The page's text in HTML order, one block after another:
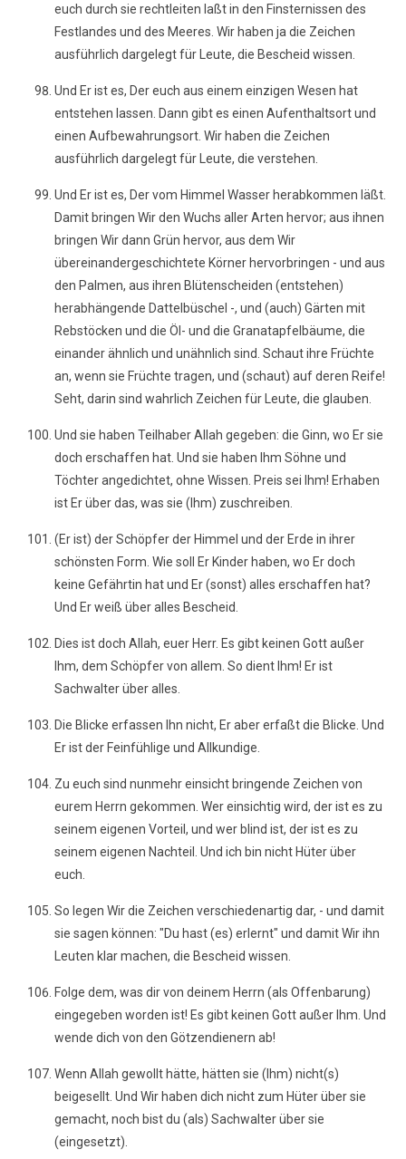
euch durch sie rechtleiten laßt in den Finsternissen des
Festlandes und des Meeres. Wir haben ja die Zeichen
ausführlich dargelegt für Leute, die Bescheid wissen.
Und Er ist es, Der euch aus einem einzigen Wesen hat
entstehen lassen. Dann gibt es einen Aufenthaltsort und
einen Aufbewahrungsort. Wir haben die Zeichen
ausführlich dargelegt für Leute, die verstehen.
Und Er ist es, Der vom Himmel Wasser herabkommen läßt.
Damit bringen Wir den Wuchs aller Arten hervor; aus ihnen
bringen Wir dann Grün hervor, aus dem Wir
übereinandergeschichtete Körner hervorbringen - und aus
den Palmen, aus ihren Blütenscheiden (entstehen)
herabhängende Dattelbüschel -, und (auch) Gärten mit
Rebstöcken und die Öl- und die Granatapfelbäume, die
einander ähnlich und unähnlich sind. Schaut ihre Früchte
an, wenn sie Früchte tragen, und (schaut) auf deren Reife!
Seht, darin sind wahrlich Zeichen für Leute, die glauben.
Und sie haben Teilhaber Allah gegeben: die Ginn, wo Er sie
doch erschaffen hat. Und sie haben Ihm Söhne und
Töchter angedichtet, ohne Wissen. Preis sei Ihm! Erhaben
ist Er über das, was sie (Ihm) zuschreiben.
(Er ist) der Schöpfer der Himmel und der Erde in ihrer
schönsten Form. Wie soll Er Kinder haben, wo Er doch
keine Gefährtin hat und Er (sonst) alles erschaffen hat?
Und Er weiß über alles Bescheid.
Dies ist doch Allah, euer Herr. Es gibt keinen Gott außer
Ihm, dem Schöpfer von allem. So dient Ihm! Er ist
Sachwalter über alles.
Die Blicke erfassen Ihn nicht, Er aber erfaßt die Blicke. Und
Er ist der Feinfühlige und Allkundige.
Zu euch sind nunmehr einsicht bringende Zeichen von
eurem Herrn gekommen. Wer einsichtig wird, der ist es zu
seinem eigenen Vorteil, und wer blind ist, der ist es zu
seinem eigenen Nachteil. Und ich bin nicht Hüter über
euch.
So legen Wir die Zeichen verschiedenartig dar, - und damit
sie sagen können: "Du hast (es) erlernt" und damit Wir ihn
Leuten klar machen, die Bescheid wissen.
Folge dem, was dir von deinem Herrn (als Offenbarung)
eingegeben worden ist! Es gibt keinen Gott außer Ihm. Und
wende dich von den Götzendienern ab!
Wenn Allah gewollt hätte, hätten sie (Ihm) nicht(s)
beigesellt. Und Wir haben dich nicht zum Hüter über sie
gemacht, noch bist du (als) Sachwalter über sie
(eingesetzt).